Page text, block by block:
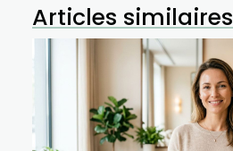
Articles similaires